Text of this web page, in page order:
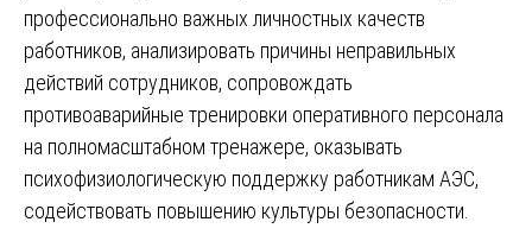
профессионально важных личностных качеств
работников, анализировать причины неправильных
действий сотрудников, сопровождать
противоаварийные тренировки оперативного персонала
на полномасштабном тренажере, оказывать
психофизиологическую поддержку работникам АЭС,
содействовать повышению культуры безопасности.